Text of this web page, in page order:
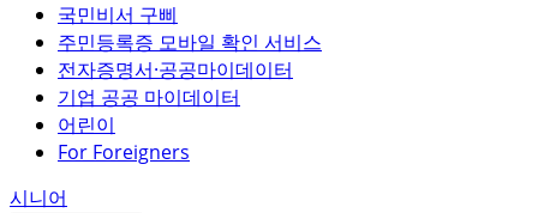
국민비서 구삐
주민등록증 모바일 확인 서비스
전자증명서·공공마이데이터
기업 공공 마이데이터
어린이
For Foreigners
시니어